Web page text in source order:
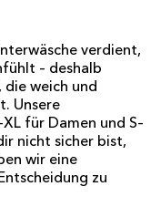
verdient,
– deshalb
weich und
Unsere
für Damen und S–
nicht sicher bist,
wir eine
zu